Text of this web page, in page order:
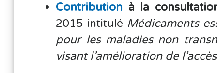
Contribution à la
2015 intitulé Médicaments
pour les maladies non
visant l’amélioration de